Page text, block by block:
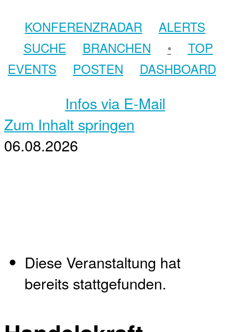
KONFERENZRADAR
ALERTS
SUCHE
BRANCHEN •
TOP
EVENTS
POSTEN DASHBOARD
Infos via E-Mail
Zum Inhalt springen
06.08.2026
Diese Veranstaltung hat
bereits stattgefunden.